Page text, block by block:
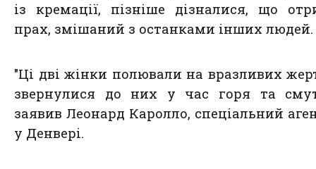
із кремації, пізніше дізналися, що
прах, змішаний з останками інших людей.
"Ці дві жінки полювали на вразливих
звернулися до них у час горя та
заявив Леонард Каролло, спеціальний
у Денвері.